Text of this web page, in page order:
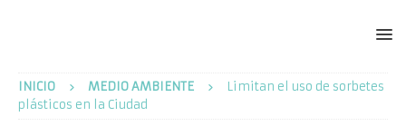
INICIO MEDIO AMBIENTE
Limitan el uso de sorbetes
plásticos en la Ciudad